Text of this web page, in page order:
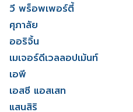
วี พร็อพเพอร์ตี้
ศุภาลัย
ออริจิ้น
เมเจอร์ดีเวลลอปเม้นท์
เอพี
เอสซี แอสเสท
แสนสิริ